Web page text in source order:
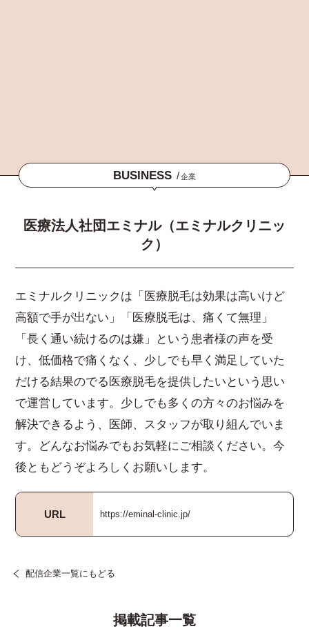
BUSINESS /企業
医療法人社団エミナル（エミナルクリニッ
ク）
エミナルクリニックは「医療脱毛は効果は高いけど
高額で手が出ない」「医療脱毛は、痛くて無理」
「長く通い続けるのは嫌」という患者様の声を受
け、低価格で痛くなく、少しでも早く満足していた
だける結果のでる医療脱毛を提供したいという思い
で運営しています。少しでも多くの方々のお悩みを
解決できるよう、医師、スタッフが取り組んでいま
す。どんなお悩みでもお気軽にご相談ください。今
後ともどうぞよろしくお願いします。
URL https://eminal-clinic.jp/
配信企業一覧にもどる
掲載記事一覧